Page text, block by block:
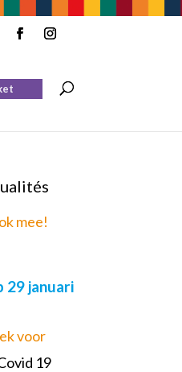
mee!
29 januari
voor
19